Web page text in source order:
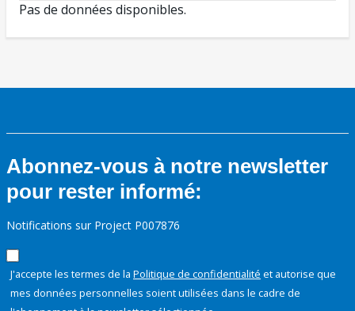
Pas de données disponibles.
Abonnez-vous à notre newsletter
pour rester informé:
Notifications sur Project P007876
J'accepte les termes de la Politique de confidentialité et autorise que
mes données personnelles soient utilisées dans le cadre de